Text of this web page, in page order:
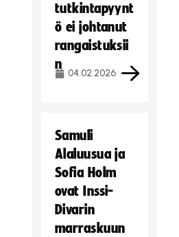
tutkintapyynt
ö ei johtanut
rangaistuksii
n
04.02.2026
Samuli
Alaluusua ja
Sofia Holm
ovat Inssi-
Divarin
marraskuun